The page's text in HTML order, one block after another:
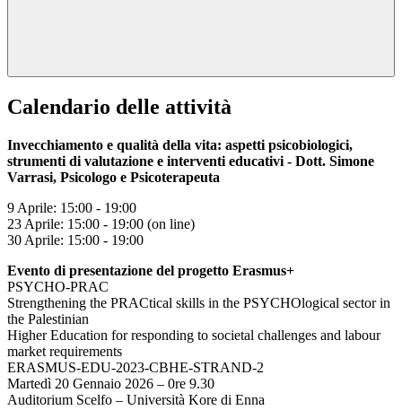
Calendario delle attività
Invecchiamento e qualità della vita: aspetti psicobiologici,
strumenti di valutazione e interventi educativi - Dott. Simone
Varrasi, Psicologo e Psicoterapeuta
9 Aprile: 15:00 - 19:00
23 Aprile: 15:00 - 19:00 (on line)
30 Aprile: 15:00 - 19:00
Evento di presentazione del progetto Erasmus+
PSYCHO-PRAC
Strengthening the PRACtical skills in the PSYCHOlogical sector in
the Palestinian
Higher Education for responding to societal challenges and labour
market requirements
ERASMUS-EDU-2023-CBHE-STRAND-2
Martedì 20 Gennaio 2026 – 0re 9.30
Auditorium Scelfo – Università Kore di Enna